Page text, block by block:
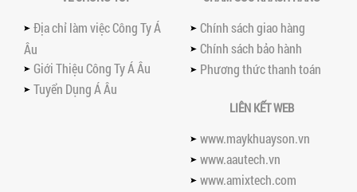
TỐI ƯU VỚI CÔNG NGHỆ MÁY NGHIỀN
NGANG CÁNH NGHIỀN CERAMIC
nghệ máy nghiền ngang cánh nghiền
NGANG: LỢI ÍCH LÂU DÀI CHO DOANH
NGHIỆP SẢN XUẤT NÔNG NGHIỆP
Tìm hiểu lợi ích khi đầu tư máy trộn
phân bón nằm ngang: nâng cao hiệu
Địa chỉ làm việc Công Ty Á
Âu
Giới Thiệu Công Ty Á Âu
Tuyển Dụng Á Âu
Chính sách giao hàng
Chính sách bảo hành
Phương thức thanh toán
LIÊN KẾT WEB
www.maykhuayson.vn
www.aautech.vn
www.amixtech.com